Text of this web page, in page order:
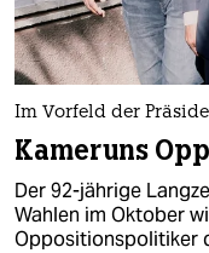
Im Vorfeld der
Kameruns
Der 92-jährige
Wahlen im Oktober
Oppositionspolitiker